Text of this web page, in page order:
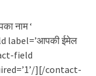
नाम ‘
label=’आपकी ईमेल
field
][/contact-